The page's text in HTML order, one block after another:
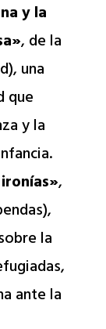
y la
, de la
una
que
y la
,
la
ante la